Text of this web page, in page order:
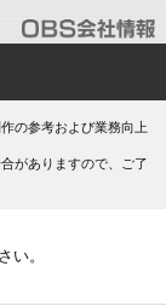
の参考および業務向上
がありますので、ご了
い。